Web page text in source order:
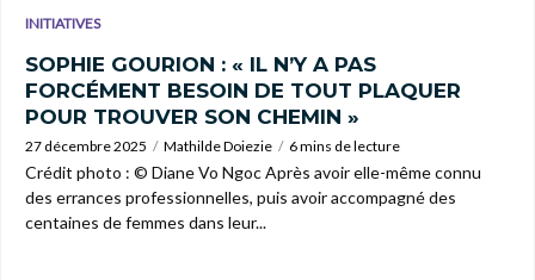
INITIATIVES
SOPHIE GOURION : « IL N’Y A PAS
FORCÉMENT BESOIN DE TOUT PLAQUER
POUR TROUVER SON CHEMIN »
27 décembre 2025 Mathilde Doiezie 6 mins de lecture
Crédit photo : © Diane Vo Ngoc Après avoir elle-même connu
des errances professionnelles, puis avoir accompagné des
centaines de femmes dans leur...